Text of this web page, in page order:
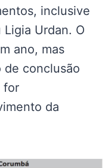
inclusive
Urdan. O
ano, mas
de conclusão
for
da